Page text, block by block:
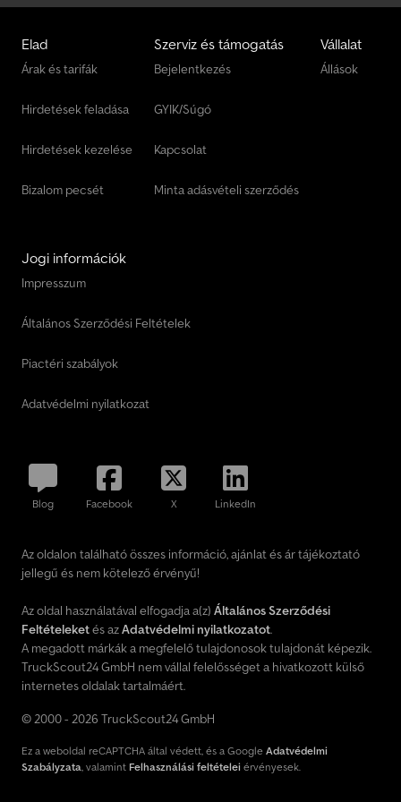
Elad
Árak és tarifák
Hirdetések feladása
Hirdetések kezelése
Bizalom pecsét
Szerviz és támogatás
Bejelentkezés
GYIK/Súgó
Kapcsolat
Minta adásvételi szerződés
Vállalat
Állások
Jogi információk
Impresszum
Általános Szerződési Feltételek
Piactéri szabályok
Adatvédelmi nyilatkozat
Blog Facebook X LinkedIn
Az oldalon található összes információ, ajánlat és ár tájékoztató
jellegű és nem kötelező érvényű!
Az oldal használatával elfogadja a(z) Általános Szerződési
Feltételeketés azAdatvédelmi nyilatkozatot.
A megadott márkák a megfelelő tulajdonosok tulajdonát képezik.
TruckScout24 GmbH nem vállal felelősséget a hivatkozott külső
internetes oldalak tartalmáért.
© 2000 - 2026 TruckScout24 GmbH
Ez a weboldal reCAPTCHA által védett, és a Google Adatvédelmi
Szabályzata , valamint Felhasználási feltételei érvényesek.